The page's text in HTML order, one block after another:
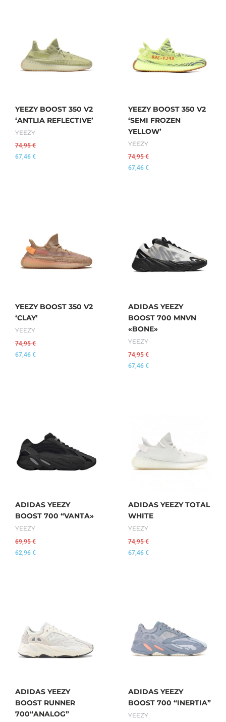
YEEZY BOOST 350 V2
‘ANTLIA REFLECTIVE’
YEEZY
74,95€
67,46 €
YEEZY BOOST 350 V2
‘SEMI FROZEN
YELLOW’
YEEZY
74,95€
67,46 €
YEEZY BOOST 350 V2
‘CLAY’
YEEZY
74,95€
67,46 €
ADIDAS YEEZY
BOOST 700 MNVN
«BONE»
YEEZY
74,95€
67,46 €
ADIDAS YEEZY
BOOST 700 “VANTA»
YEEZY
69,95€
62,96 €
ADIDAS YEEZY TOTAL
WHITE
YEEZY
74,95€
67,46 €
ADIDAS YEEZY
BOOST RUNNER
700“ANALOG”
ADIDAS YEEZY
BOOST 700 “INERTIA”
YEEZY